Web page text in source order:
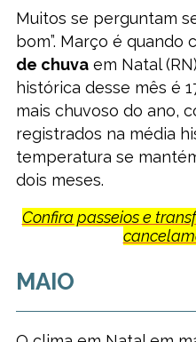
Muitos se perguntam
bom”. Março é quando
de chuvaem Natal
histórica desse mês é
mais chuvoso do ano,
registrados na média
temperatura se
dois meses.
Confira passeios e
MAIO